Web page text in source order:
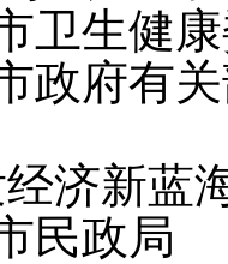
卫生健
政府有
济新蓝
民政局